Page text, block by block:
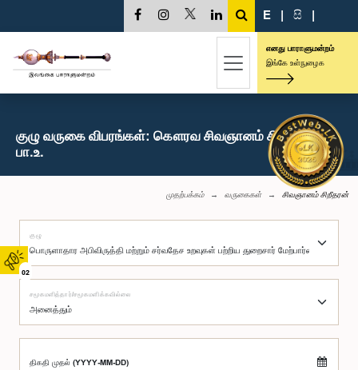
02
E | සි |
எனது பாராளுமன்றம்
இங்கே உள்நுழைக
குழு வருகை விபரங்கள்: கௌரவ சிவஞானம் சிறீதரன்,
பா.உ.
முதற்பக்கம் வருகைகள் சிவஞானம் சிறீதரன்
குழு
சமூகமளித்தார்/சமூகமளிக்கவில்லை
திகதி முதல் (YYYY-MM-DD)